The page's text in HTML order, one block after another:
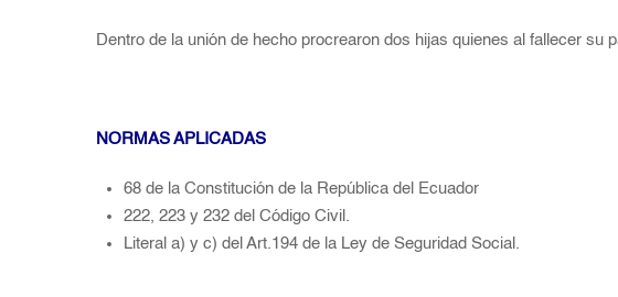
Dentro de la unión de hecho procrearon dos hijas quienes al fallecer su
NORMAS APLICADAS
68 de la Constitución de la República del Ecuador
222, 223 y 232 del Código Civil.
Literal a) y c) del Art.194 de la Ley de Seguridad Social.